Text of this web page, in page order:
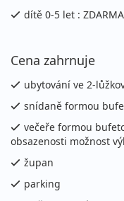
cena
neděle - neděle
září 2026
03.09. - 06.09.2026
čtvrtek - neděle
dítě 0-5 let : ZDARMA
Cena zahrnuje
ubytování ve 2-
snídaně formou
večeře formou
obsazenosti možnost
župan
parking